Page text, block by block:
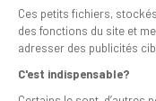
Ces petits fichiers,
des fonctions du site et
adresser des publicités
C'est indispensable?